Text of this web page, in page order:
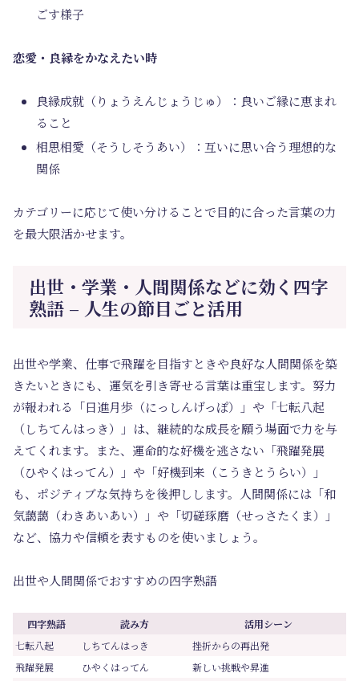
ごす様子
恋愛・良縁をかなえたい時
良縁成就（りょうえんじょうじゅ）：良いご縁に恵まれ
ること
相思相愛（そうしそうあい）：互いに思い合う理想的な
関係
カテゴリーに応じて使い分けることで目的に合った言葉の力
を最大限活かせます。
出世・学業・人間関係などに効く四字
熟語 – 人生の節目ごと活用
出世や学業、仕事で飛躍を目指すときや良好な人間関係を築
きたいときにも、運気を引き寄せる言葉は重宝します。努力
が報われる「日進月歩（にっしんげっぽ）」や「七転八起
（しちてんはっき）」は、継続的な成長を願う場面で力を与
えてくれます。また、運命的な好機を逃さない「飛躍発展
（ひやくはってん）」や「好機到来（こうきとうらい）」
も、ポジティブな気持ちを後押しします。人間関係には「和
気藹藹（わきあいあい）」や「切磋琢磨（せっさたくま）」
など、協力や信頼を表すものを使いましょう。
出世や人間関係でおすすめの四字熟語
四字熟語 読み方
活用シーン
七転八起
しちてんはっき
挫折からの再出発
飛躍発展
ひやくはってん
新しい挑戦や昇進